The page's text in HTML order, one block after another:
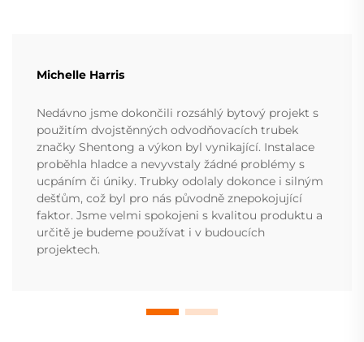
Michelle Harris
Nedávno jsme dokončili rozsáhlý bytový projekt s
použitím dvojstěnných odvodňovacích trubek
značky Shentong a výkon byl vynikající. Instalace
proběhla hladce a nevyvstaly žádné problémy s
ucpáním či úniky. Trubky odolaly dokonce i silným
dešťům, což byl pro nás původně znepokojující
faktor. Jsme velmi spokojeni s kvalitou produktu a
určitě je budeme používat i v budoucích
projektech.